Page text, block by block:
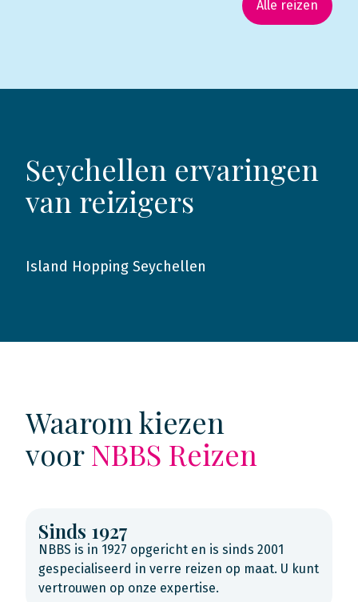
Alle reizen
Seychellen ervaringen
van reizigers
2016
Island Hopping Seychellen
Waarom kiezen
voorNBBS Reizen
Sinds 1927
NBBS is in 1927 opgericht en is sinds 2001
gespecialiseerd in verre reizen op maat. U kunt
vertrouwen op onze expertise.